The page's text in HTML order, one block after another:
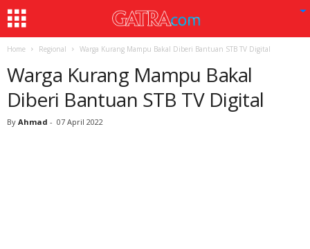
Home Regional Warga Kurang Mampu Bakal Diberi Bantuan STB TV Digital
Warga Kurang Mampu Bakal
Diberi Bantuan STB TV Digital
By Ahmad - 07 April 2022